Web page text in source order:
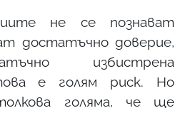
не се познават
достатъчно доверие,
избистрена
е голям риск. Но
голяма, че ще